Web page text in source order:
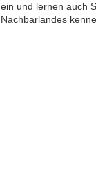
ein und lernen auch
Nachbarlandes